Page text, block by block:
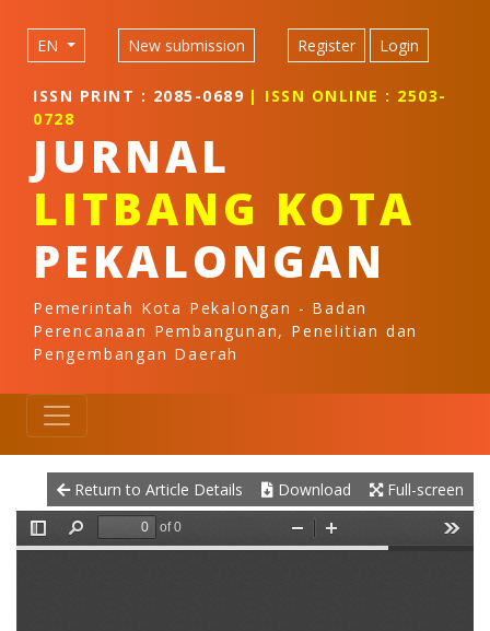
Main Navigation
Main Content
EN New submission Register Login
ISSN PRINT : 2085-0689 | ISSN ONLINE : 2503-
0728
JURNAL
LITBANG KOTA
PEKALONGAN
Pemerintah Kota Pekalongan - Badan
Perencanaan Pembangunan, Penelitian dan
Pengembangan Daerah
Return to Article Details Download Full-screen